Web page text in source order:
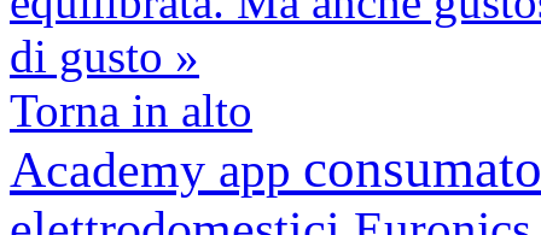
di gusto »
Torna in alto
Academy app